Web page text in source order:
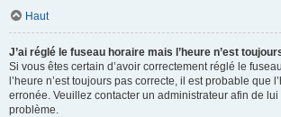
Haut
J’ai réglé le fuseau horaire mais l’heure n’est
Si vous êtes certain d’avoir correctement réglé le
l’heure n’est toujours pas correcte, il est probable que
erronée. Veuillez contacter un administrateur afin de
problème.